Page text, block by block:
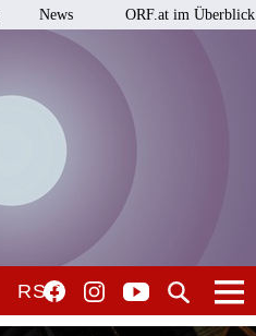
News ORF.at im Überblick
RSO